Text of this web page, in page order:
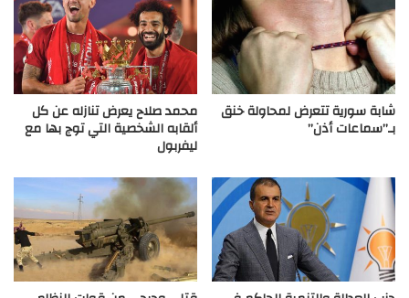
شابة سورية تتعرض لمحاولة خنق
بـ”سماعات أذن”
محمد صلاح يعرض تنازله عن كل
ألقابه الشخصية التي توج بها مع
ليفربول